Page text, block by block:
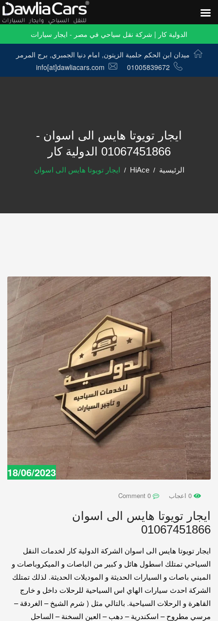
الدولية كار | شركة نقل سياحي في مصر - ايجار سيارات
ميدان ابن الحكم حلمية الزيتون, امام دنيا الجمبري, برج المرمر
01005839672
info[at]dawliacars.com
ايجار تويوتا هايس الى اسوان -
01067451866 الدولية كار
الرئيسية HiAce ايجار تويوتا هايس الى اسوان
18/06/2023
ايجار تويوتا هايس الى اسوان
01067451866
ايجار تويوتا هايس الى اسوان الشركة الدولية كار لخدمات النقل
السياحي تمتلك اسطول هائل و كبير من الباصات و الميكروباصات و
الميني باصات و السيارات الحديثة و الموديلات الحديثة. لذلك تمتلك
الشركة احدث سيارات الهاي اس السياحية للرحلات داخل و خارج
القاهرة و الرحلات السياحية. بالتالي مثل ( شرم الشيخ – الغردقة –
مرسي مطروح – اسكندرية – دهب – العين السخنة – الساحل